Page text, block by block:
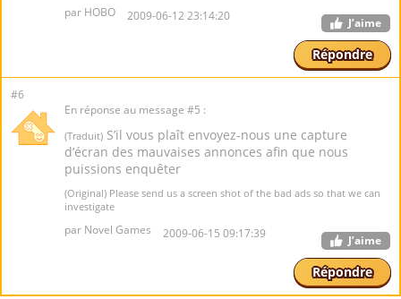
par HOBO 2009-06-12 23:14:20 J’aime
Répondre
#6
En réponse au message #5 :
(Traduit) S’il vous plaît envoyez-nous une capture
d’écran des mauvaises annonces afin que nous
puissions enquêter
(Original) Please send us a screen shot of the bad ads so that we can
investigate
par Novel Games 2009-06-15 09:17:39 J’aime
Répondre